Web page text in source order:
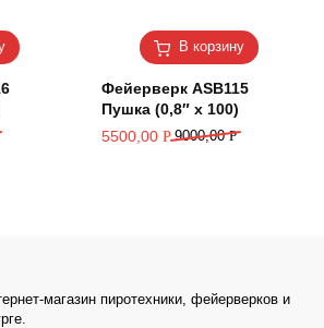
В корзину
Фейерверк ASB115
Пушка (0,8″ х 100)
9000,00Р
5500,00 Р
магазин пиротехники, фейерверков и